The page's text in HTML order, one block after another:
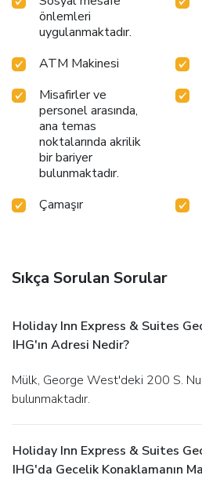
önlemleri
uygulanmaktadır.
ATM Makinesi
Misafirler ve
personel arasında,
ana temas
noktalarında akrilik
bir bariyer
bulunmaktadır.
Çamaşır
Sıkça Sorulan Sorular
Holiday Inn Express & Suites
IHG'ın Adresi Nedir?
Mülk, George West'deki 200 S. Nueces adresinde
bulunmaktadır.
Holiday Inn Express & Suites
IHG'da Gecelik Konaklamanın